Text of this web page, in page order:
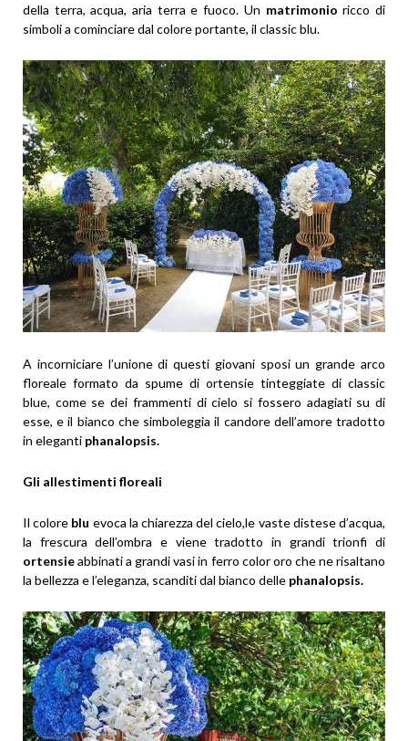
della terra, acqua, aria terra e fuoco. Un matrimonio ricco di
simboli a cominciare dal colore portante, il classic blu.
A incorniciare l’unione di questi giovani sposi un grande arco
floreale formato da spume di ortensie tinteggiate di classic
blue, come se dei frammenti di cielo si fossero adagiati su di
esse, e il bianco che simboleggia il candore dell’amore tradotto
in eleganti phanalopsis.
Gli allestimenti floreali
Il colore blu evoca la chiarezza del cielo,le vaste distese d’acqua,
la frescura dell’ombra e viene tradotto in grandi trionfi di
ortensieabbinati a grandi vasi in ferro color oro che ne risaltano
la bellezza e l’eleganza, scanditi dal bianco delle phanalopsis.